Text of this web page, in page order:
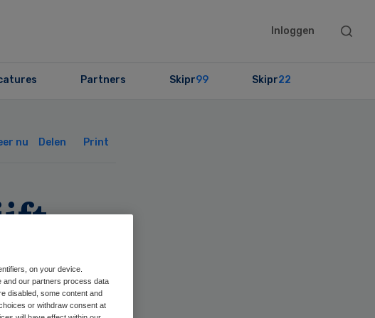
Inloggen
Search
Partners Skipr99 Skipr22
nu Delen Print
on your device.
and our partners process data
disabled, some content and
or withdraw consent at